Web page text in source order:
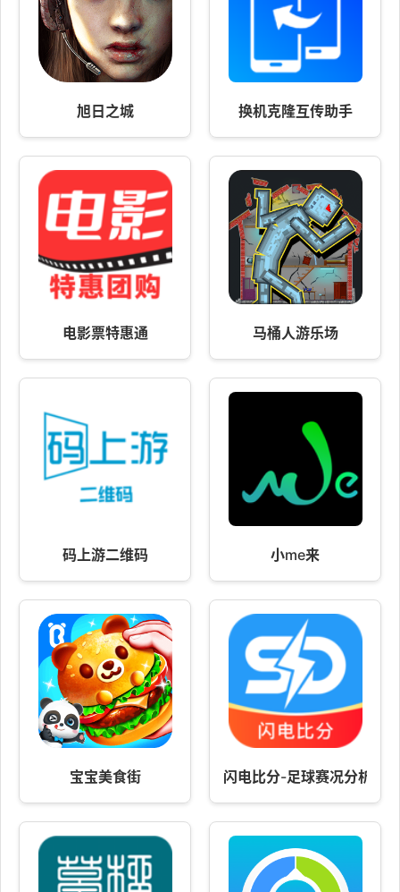
旭日之城 换机克隆互传助手
电影票特惠通 马桶人游乐场
码上游二维码 小me来
宝宝美食街 闪电比分-足球赛况分析